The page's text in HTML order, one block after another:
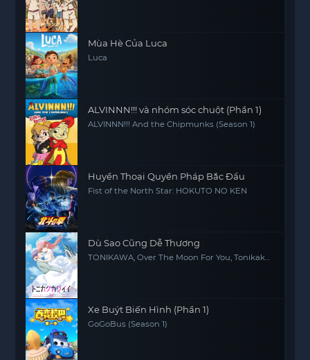
Mùa Hè Của Luca
Luca
ALVINNN!!! và nhóm sóc chuột (Phần 1)
ALVINNN!!! And the Chipmunks (Season 1)
Huyền Thoại Quyền Pháp Bắc Đẩu
Fist of the North Star: HOKUTO NO KEN
Dù Sao Cũng Dễ Thương
TONIKAWA, Over The Moon For You, Tonikaku
Xe Buýt Biến Hình (Phần 1)
GoGoBus (Season 1)